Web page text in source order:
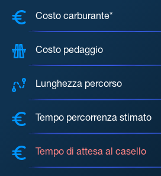
COSTI, DISTANZA,
Costo carburante*
Costo pedaggio
Lunghezza percorso
Tempo percorrenza stimato
Tempo di attesa al casello